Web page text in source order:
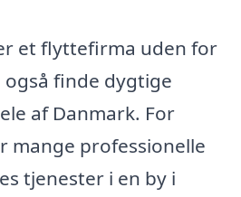
et flyttefirma uden for
finde dygtige
af Danmark. For
mange professionelle
tjenester i en by i